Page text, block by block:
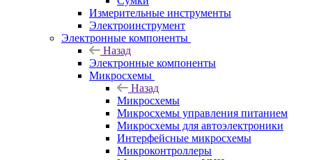
Измерительные инструменты
Электроинструмент
Электронные компоненты
Назад
Электронные компоненты
Микросхемы
Назад
Микросхемы
Микросхемы управления питанием
Микросхемы для автоэлектроники
Интерфейсные микросхемы
Микроконтроллеры